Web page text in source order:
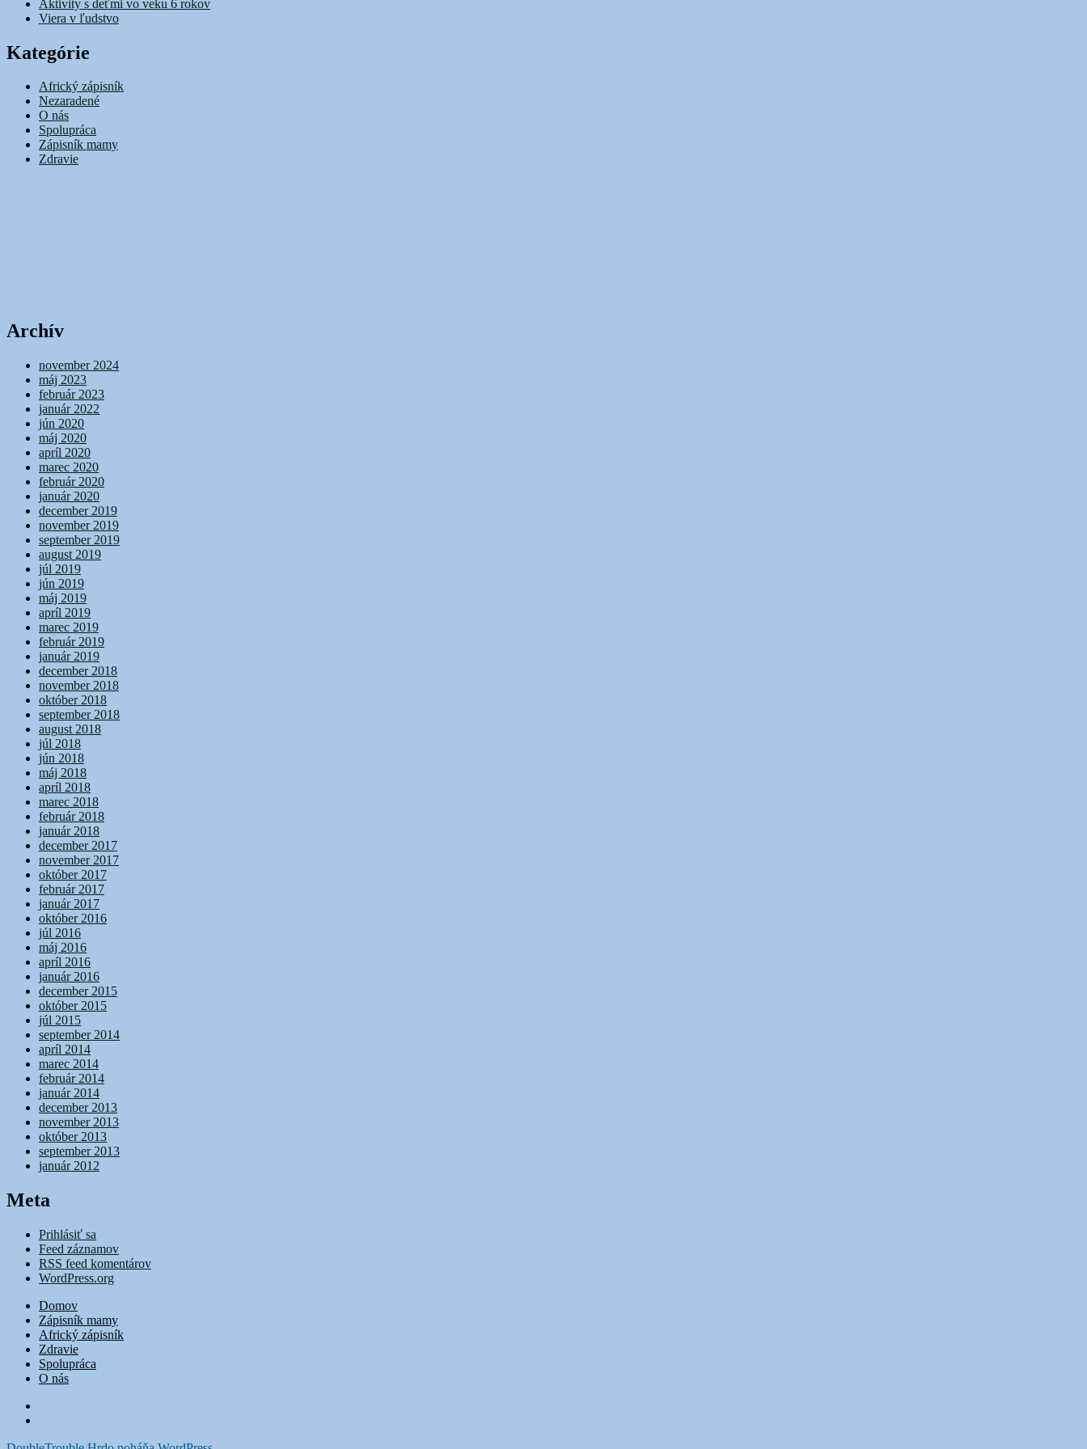
Aktivity s deťmi vo veku 6 rokov
Viera v ľudstvo
Kategórie
Africký zápisník
Nezaradené
O nás
Spolupráca
Zápisník mamy
Zdravie
Archív
november 2024
máj 2023
február 2023
január 2022
jún 2020
máj 2020
apríl 2020
marec 2020
február 2020
január 2020
december 2019
november 2019
september 2019
august 2019
júl 2019
jún 2019
máj 2019
apríl 2019
marec 2019
február 2019
január 2019
december 2018
november 2018
október 2018
september 2018
august 2018
júl 2018
jún 2018
máj 2018
apríl 2018
marec 2018
február 2018
január 2018
december 2017
november 2017
október 2017
február 2017
január 2017
október 2016
júl 2016
máj 2016
apríl 2016
január 2016
december 2015
október 2015
júl 2015
september 2014
apríl 2014
marec 2014
február 2014
január 2014
december 2013
november 2013
október 2013
september 2013
január 2012
Meta
Prihlásiť sa
Feed záznamov
RSS feed komentárov
WordPress.org
Domov
Zápisník mamy
Africký zápisník
Zdravie
Spolupráca
O nás